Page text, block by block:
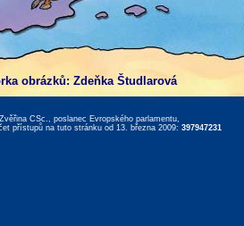
obrázků: Zdeňka Študlarová
CSc., poslanec Evropského parlamentu,
přístupů na tuto stránku od 13. března 2009: 397947231